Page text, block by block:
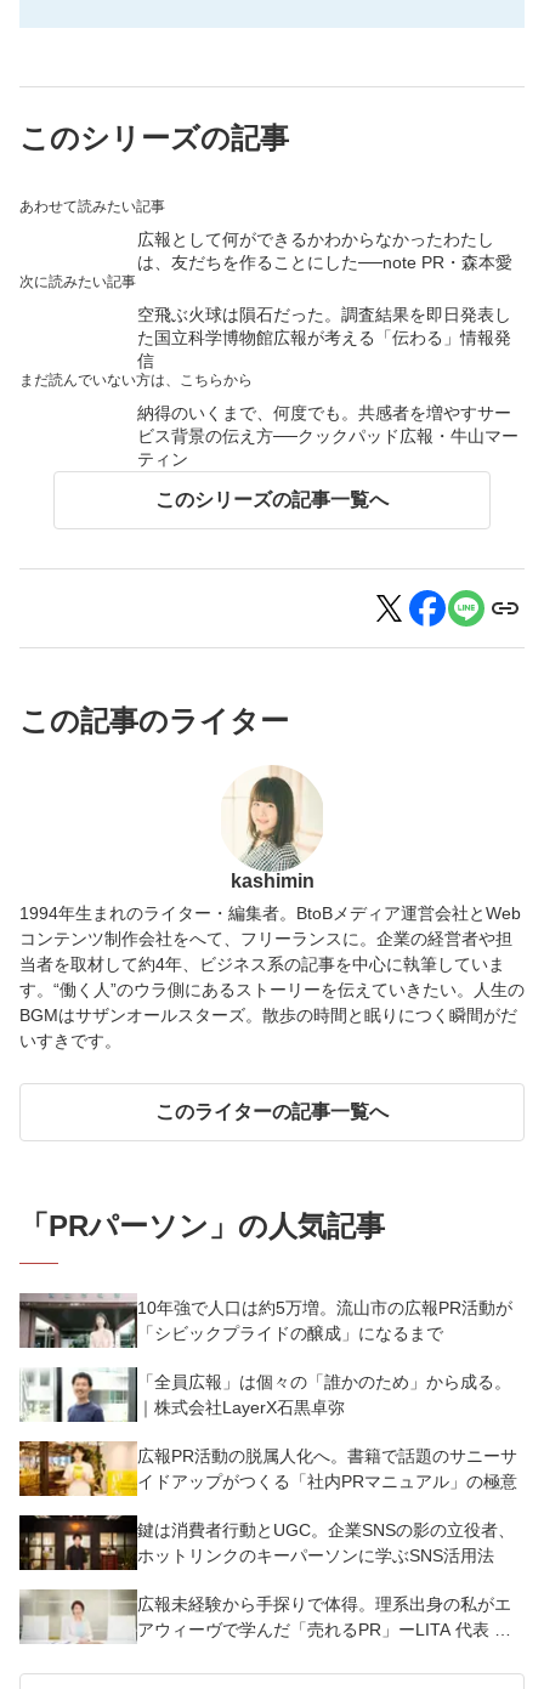
このシリーズの記事
あわせて読みたい記事
広報として何ができるかわからなかったわたし
は、友だちを作ることにした──note PR・森本愛
次に読みたい記事
空飛ぶ火球は隕石だった。調査結果を即日発表し
た国立科学博物館広報が考える「伝わる」情報発
信
まだ読んでいない方は、こちらから
納得のいくまで、何度でも。共感者を増やすサー
ビス背景の伝え方──クックパッド広報・牛山マー
ティン
このシリーズの記事一覧へ
この記事のライター
kashimin
1994年生まれのライター・編集者。BtoBメディア運営会社とWeb
コンテンツ制作会社をへて、フリーランスに。企業の経営者や担
当者を取材して約4年、ビジネス系の記事を中心に執筆していま
す。“働く人”のウラ側にあるストーリーを伝えていきたい。人生の
BGMはサザンオールスターズ。散歩の時間と眠りにつく瞬間がだ
いすきです。
このライターの記事一覧へ
「 PRパーソン 」の人気記事
10年強で人口は約5万増。流山市の広報PR活動が
「シビックプライドの醸成」になるまで
「全員広報」は個々の「誰かのため」から成る。
｜株式会社LayerX石黒卓弥
広報PR活動の脱属人化へ。書籍で話題のサニーサ
イドアップがつくる「社内PRマニュアル」の極意
鍵は消費者行動とUGC。企業SNSの影の立役者、
ホットリンクのキーパーソンに学ぶSNS活用法
広報未経験から手探りで体得。理系出身の私がエ
アウィーヴで学んだ「売れるPR」ーLITA 代表 笹